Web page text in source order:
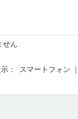
せん
： スマートフォン ｜